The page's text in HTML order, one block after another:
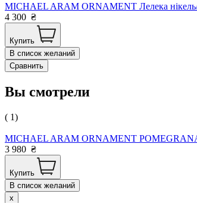
MICHAEL ARAM ORNAMENT Лелека
4 300 ₴
Купить
В список желаний
Сравнить
Вы смотрели
( 1)
MICHAEL ARAM ORNAMENT
3 980 ₴
Купить
В список желаний
x